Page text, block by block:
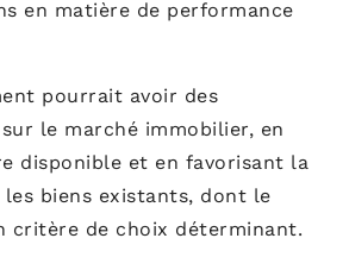
en matière de performance
pourrait avoir des
le marché immobilier, en
disponible et en favorisant la
les biens existants, dont le
critère de choix déterminant.